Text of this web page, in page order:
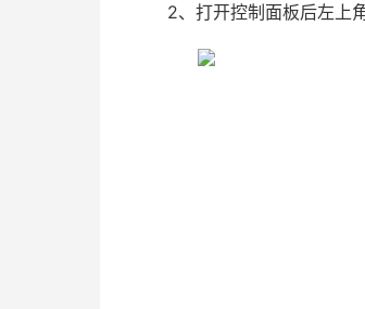
2、打开控制面板后左上角